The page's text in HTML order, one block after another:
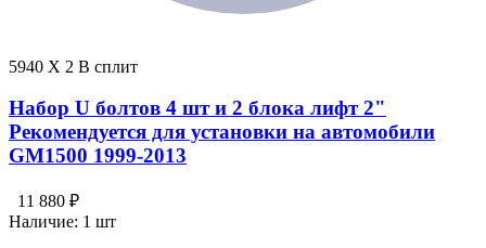
5940 X 2 В сплит
Набор U болтов 4 шт и 2 блока лифт 2"
Рекомендуется для установки на автомобили
GM1500 1999-2013
11 880 ₽
Наличие: 1 шт